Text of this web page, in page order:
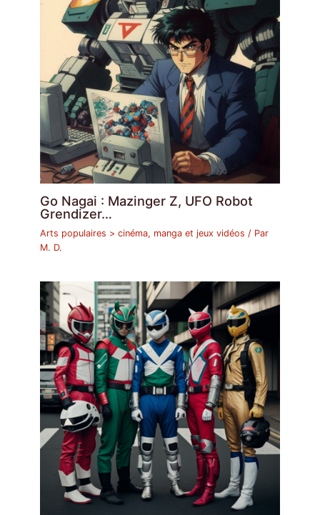
Go Nagai : Mazinger Z, UFO Robot
Grendizer…
Arts populaires > cinéma, manga et jeux vidéos / Par
M. D.